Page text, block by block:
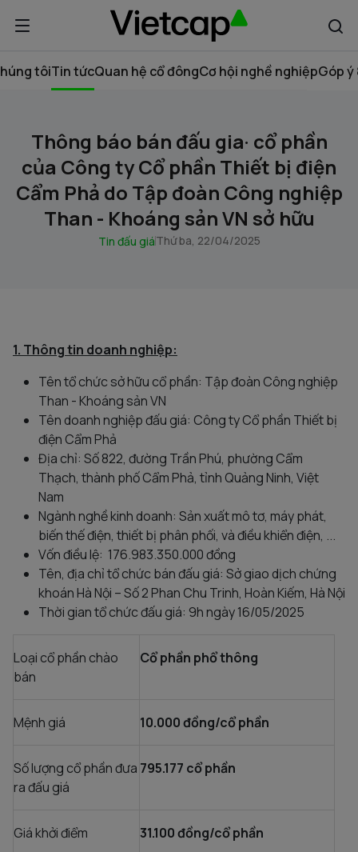
tôiTin tứcQuan hệ cổ đôngCơ hội nghề nghiệpGóp ý
Thông báo bán đấu gia· cổ phần
của Công ty Cổ phần Thiết bị điện
Cẩm Phả do Tập đoàn Công nghiệp
Than - Khoáng sản VN sở hữu
Tin đấu giáThứ ba, 22/04/2025
1. Thông tin doanh nghiệp:
Tên tổ chức sở hữu cổ phần: Tập đoàn Công nghiệp
Than - Khoáng sản VN
Tên doanh nghiệp đấu giá: Công ty Cổ phần Thiết bị
điện Cẩm Phả
Địa chỉ: Số 822, đường Trần Phú, phường Cẩm
Thạch, thành phố Cẩm Phả, tỉnh Quảng Ninh, Việt
Nam
Ngành nghề kinh doanh: Sản xuất mô tơ, máy phát,
biến thế điện, thiết bị phân phối, và điều khiển điện, ...
Vốn điều lệ: 176.983.350.000 đồng
Tên, địa chỉ tổ chức bán đấu giá: Sở giao dịch chứng
khoán Hà Nội – Số 2 Phan Chu Trinh, Hoàn Kiếm, Hà Nội
Thời gian tổ chức đấu giá: 9h ngày 16/05/2025
Loại cổ phần chào
bán
Cổ phần phổ thông
Mệnh giá 10.000 đồng/cổ phần
Số lượng cổ phần đưa
ra đấu giá
795.177 cổ phần
Giá khởi điểm 31.100 đồng/cổ phần